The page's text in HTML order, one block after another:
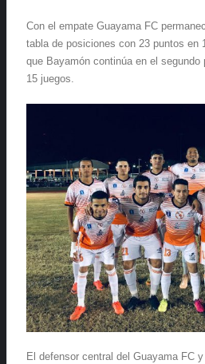
Con el empate Guayama FC
tabla de posiciones con 23 puntos en
que Bayamón continúa en el
15 juegos.
El defensor central del Guayama FC